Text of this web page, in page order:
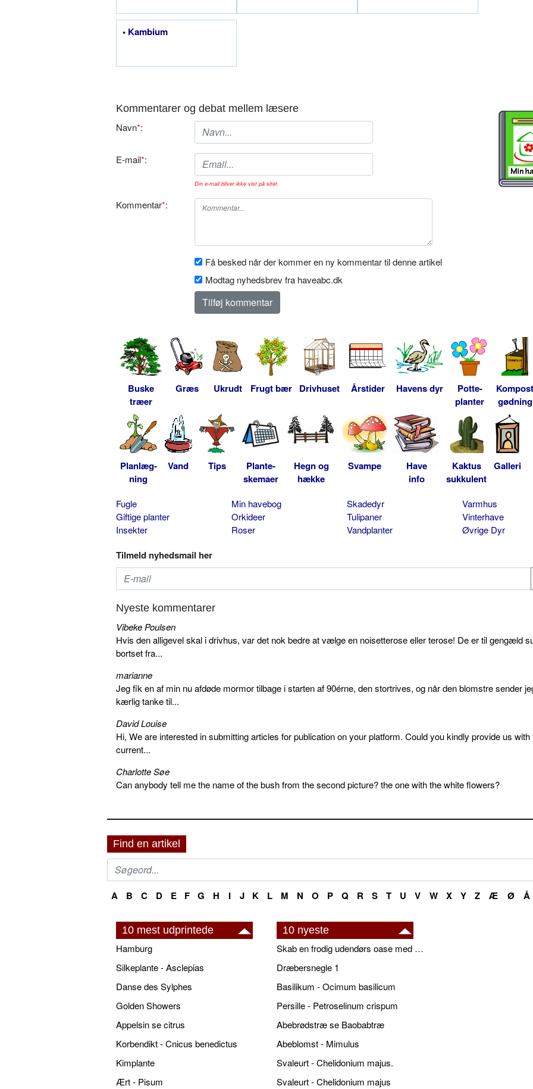
• Kambium
Kommentarer og debat mellem læsere
Navn*:
E-mail*:
Din e-mail bliver ikke vist på sitet.
Kommentar*:
Få besked når der kommer en ny kommentar til denne artikel
Modtag nyhedsbrev fra haveabc.dk
Buske
træer
Græs Ukrudt Frugt bær Drivhuset Årstider Havens dyr
Potte-
planter
Kompost
gødning
Planlæg-
ning
Vand Tips
Plante-
skemaer
Hegn og
hække
Svampe
Have
info
Kaktus
sukkulent
Galleri
Fugle
Giftige planter
Insekter
Min havebog
Orkideer
Roser
Skadedyr
Tulipaner
Vandplanter
Varmhus
Vinterhave
Øvrige Dyr
Tilmeld nyhedsmail her
Nyeste kommentarer
Vibeke Poulsen
Hvis den alligevel skal i drivhus, var det nok bedre at vælge en noisetterose eller terose! De er til gengæld
bortset fra...
marianne
Jeg fik en af min nu afdøde mormor tilbage i starten af 90érne, den stortrives, og når den blomstre sender
kærlig tanke til...
David Louise
Hi, We are interested in submitting articles for publication on your platform. Could you kindly provide us with
current...
Charlotte Søe
Can anybody tell me the name of the bush from the second picture? the one with the white flowers?
Find en artikel
A B C D E F G H I J K L M N O P Q R S T U V W X Y Z Æ Ø Å
10 mest udprintede
Hamburg
Silkeplante - Asclepias
Danse des Sylphes
Golden Showers
Appelsin se citrus
Korbendikt - Cnicus benedictus
Kimplante
Ært - Pisum
10 nyeste
Skab en frodig udendørs oase med smukke plantekrukker og elegante espalier
Dræbersnegle 1
Basilikum - Ocimum basilicum
Persille - Petroselinum crispum
Abebrødstræ se Baobabtræ
Abeblomst - Mimulus
Svaleurt - Chelidonium majus.
Svaleurt - Chelidonium majus